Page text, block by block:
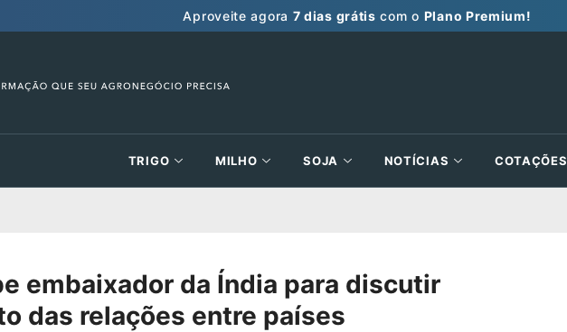
Aproveite agora 7 dias grátis com o Plano Premium!
TRIGO MILHO SOJA NOTÍCIAS COTAÇÕES
embaixador da Índia para discutir
das relações entre países